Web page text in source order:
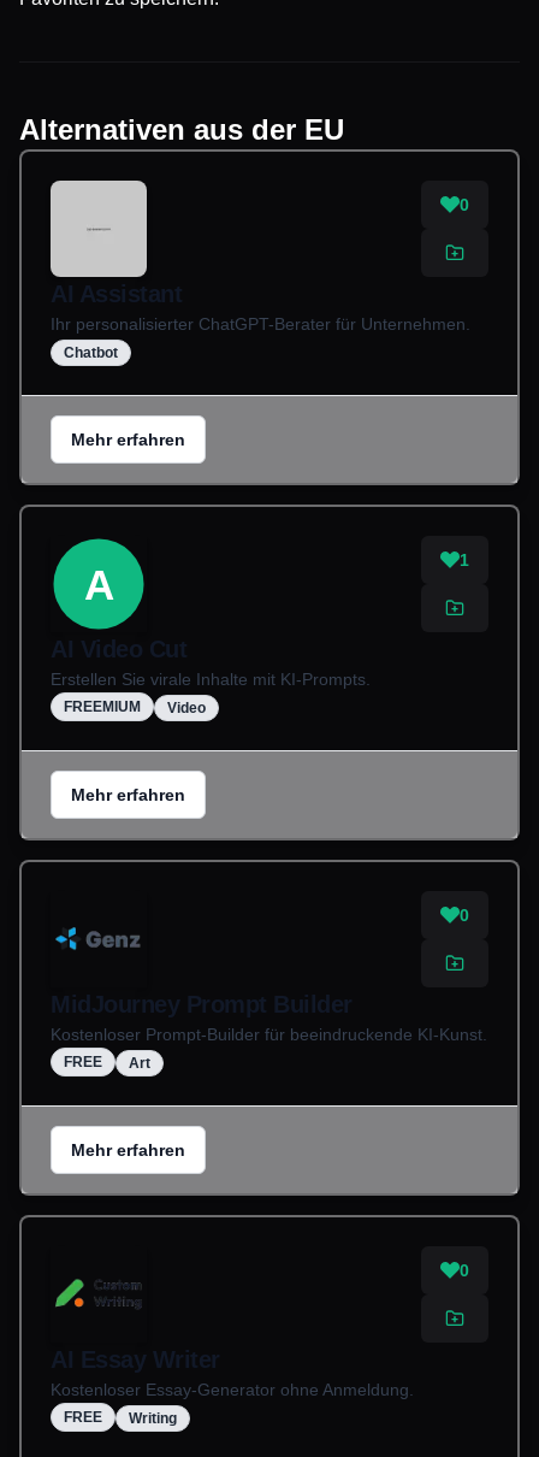
Alternativen aus der EU
0
AI Assistant
Ihr personalisierter ChatGPT-Berater für Unternehmen.
Chatbot
Mehr erfahren
A
1
AI Video Cut
Erstellen Sie virale Inhalte mit KI-Prompts.
FREEMIUM Video
Mehr erfahren
0
MidJourney Prompt Builder
Kostenloser Prompt-Builder für beeindruckende KI-Kunst.
FREE Art
Mehr erfahren
0
AI Essay Writer
Kostenloser Essay-Generator ohne Anmeldung.
FREE Writing